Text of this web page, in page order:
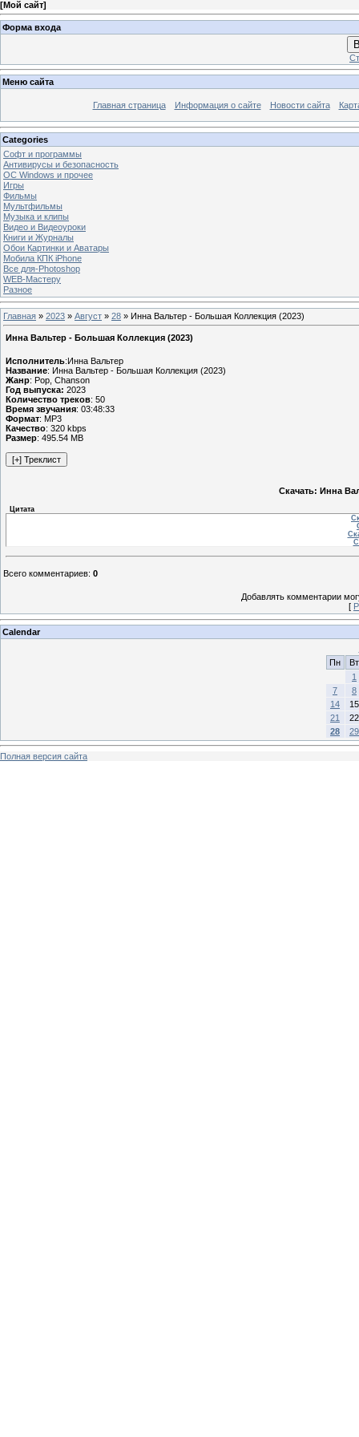
[Мой сайт]
Форма входа
Меню сайта
Главная страница Информация о сайте Новости сайта
Categories
Софт и программы
Антивирусы и безопасность
OC Windows и прочее
Игры
Фильмы
Мультфильмы
Музыка и клипы
Видео и Видеоуроки
Книги и Журналы
Обои Картинки и Аватары
Мобила КПК iPhone
Все для-Photoshop
WEB-Мастеру
Разное
Главная » 2023 » Август » 28 » Инна Вальтер - Большая Коллекция (2023)
Инна Вальтер - Большая Коллекция (2023)
Исполнитель:Инна Вальтер
Название: Инна Вальтер - Большая Коллекция (2023)
Жанр: Pop, Chanson
Год выпуска: 2023
Количество треков: 50
Время звучания: 03:48:33
Формат: MP3
Качество: 320 kbps
Размер: 495.54 MB
Скачать: Инна
Цитата
Всего комментариев: 0
Добавлять комментарии
[
Calendar
Пн
Вт
1
7
8
14
15
21
22
28
29
Полная версия сайта